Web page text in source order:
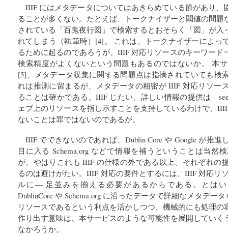
IIIF にはメタデータについてはあきらめている節があり、
ることが多くない。たとえば、トークナイザーと閾値の問
されている「百鬼夜行図」で検索するとおそらく「図」が
れてしまう（執筆時）[4]。 これは、トークナイザーによっ
るために起るのであろうが、IIIF 対応リソースのキーワード
検索精度がよくないという問題もあるのではないか。 本
[5]、メタデータ収集に関する問題点は指摘されていても検
れは推測に留まるが、メタデータの粗密が IIIF 対応リソー
ることは確かである。IIIF じたい、詳しい情報の提供は
ェブ上のリソースを指し示すことを支持しているわけで、
ないことは罪ではないのであるが。
IIIF でできないのであれば、Dublin Core や Google が推
目に入る Schema.org などで情報を補うということは当然
が、やはりこれも IIIF の仕様の外である以上、それぞれの
るのは避けがたい。IIIF 対応の要件とするには、IIIF 対応リ
ルに— 足並みを揃える必要があるからである。とはい
DublinCore や Schema.org に沿ったデータで詳細なメタデー
リソースであるという利点を活かしつつ、機械的にも処理
作り出す意味は、本サービスのような可能性を展開していく
なかろうか。